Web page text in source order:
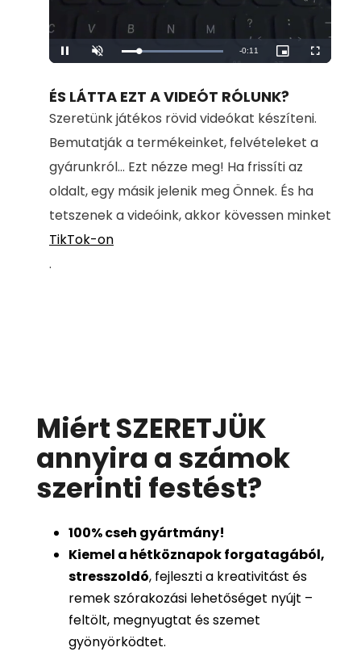
Pause Unmute Loaded:
100.00%
Remaining
-0:11
Picture-
in-
Fullscreen
ÉS LÁTTA EZT A VIDEÓT RÓLUNK?
Szeretünk játékos rövid videókat készíteni.
Bemutatják a termékeinket, felvételeket a
gyárunkról... Ezt nézze meg! Ha frissíti az
oldalt, egy másik jelenik meg Önnek. És ha
tetszenek a videóink, akkor kövessen minket
TikTok-on
.
Miért SZERETJÜK
annyira a számok
szerinti festést?
100%cseh gyártmány!
Kiemel a hétköznapok forgatagából,
stresszoldó, fejleszti a kreativitást és
remek szórakozási lehetőséget nyújt –
feltölt, megnyugtat és szemet
gyönyörködtet.